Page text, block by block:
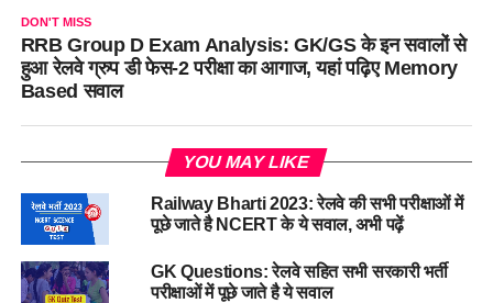
DON'T MISS
RRB Group D Exam Analysis: GK/GS के इन सवालों से
हुआ रेलवे ग्रुप डी फेस-2 परीक्षा का आगाज, यहां पढ़िए Memory
Based सवाल
YOU MAY LIKE
Railway Bharti 2023: रेलवे की सभी परीक्षाओं में
पूछे जाते है NCERT के ये सवाल, अभी पढ़ें
GK Questions: रेलवे सहित सभी सरकारी भर्ती
परीक्षाओं में पूछे जाते है ये सवाल